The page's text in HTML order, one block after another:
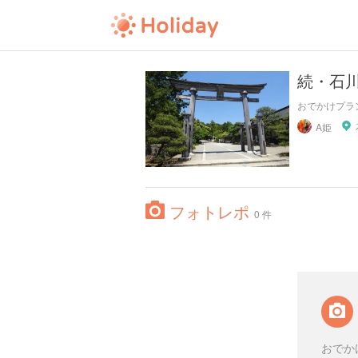
続・石
おでかけプ
A姫
フォトレポ 0 件
おで